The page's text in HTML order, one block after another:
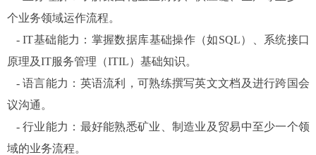
个业务领域运作流程。
- IT基础能力：掌握数据库基础操作（如SQL）、系统接口
原理及IT服务管理（ITIL）基础知识。
-语言能力：英语流利，可熟练撰写英文文档及进行跨国会
议沟通。
-行业能力：最好能熟悉矿业、制造业及贸易中至少一个领
域的业务流程。